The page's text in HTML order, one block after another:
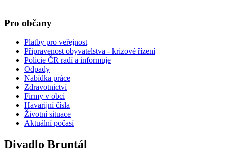
Pro občany
Platby pro veřejnost
Připravenost obyvatelstva - krizové řízení
Policie ČR radí a informuje
Odpady
Nabídka práce
Zdravotnictví
Firmy v obci
Havarijní čísla
Životní situace
Aktuální počasí
Divadlo Bruntál